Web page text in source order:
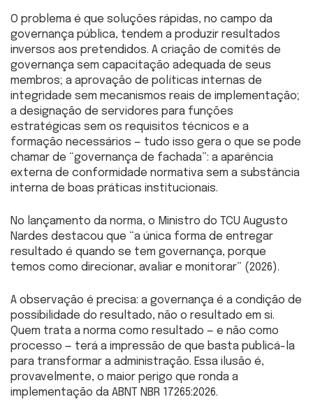
O problema é que soluções rápidas, no campo da
governança pública, tendem a produzir resultados
inversos aos pretendidos. A criação de comitês de
governança sem capacitação adequada de seus
membros; a aprovação de políticas internas de
integridade sem mecanismos reais de implementação;
a designação de servidores para funções
estratégicas sem os requisitos técnicos e a
formação necessários — tudo isso gera o que se pode
chamar de “governança de fachada”: a aparência
externa de conformidade normativa sem a substância
interna de boas práticas institucionais.
No lançamento da norma, o Ministro do TCU Augusto
Nardes destacou que “a única forma de entregar
resultado é quando se tem governança, porque
temos como direcionar, avaliar e monitorar” (2026).
A observação é precisa: a governança é a condição de
possibilidade do resultado, não o resultado em si.
Quem trata a norma como resultado — e não como
processo — terá a impressão de que basta publicá-la
para transformar a administração. Essa ilusão é,
provavelmente, o maior perigo que ronda a
implementação da ABNT NBR 17265:2026.